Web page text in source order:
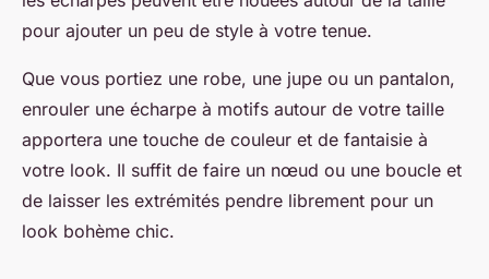
pour ajouter un peu de style à votre tenue.
Que vous portiez une robe, une jupe ou un pantalon,
enrouler une écharpe à motifs autour de votre taille
apportera une touche de couleur et de fantaisie à
votre look. Il suffit de faire un nœud ou une boucle et
de laisser les extrémités pendre librement pour un
look bohème chic.